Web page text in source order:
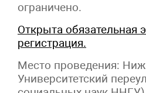
ограничено.
Открыта обязательная
регистрация.
Место проведения:
Университетский